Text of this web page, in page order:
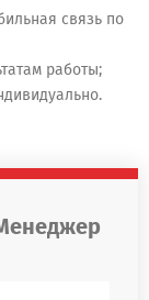
связь по
работы;